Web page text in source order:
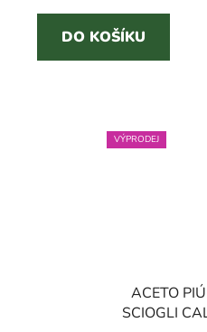
DO KOŠÍKU
VÝPRODEJ
ACETO
SCIOGLI